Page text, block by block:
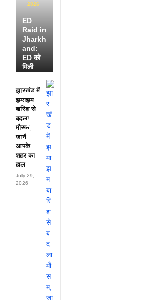
2026
ED
Raid in
Jharkh
and:
ED को
मिली
25
अफसरों
के नाम,
हर महीने
पहुंचते थे
लाखों!
झारखंड में
झमाझम
बारिश से
बदला
मौसम,
जानें
आपके
शहर का
हाल
July 29,
2026